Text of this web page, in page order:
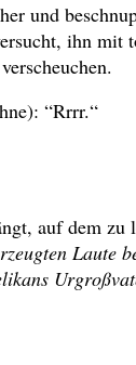
und
ihn mit
“Rrrr.“
auf dem zu
Laute